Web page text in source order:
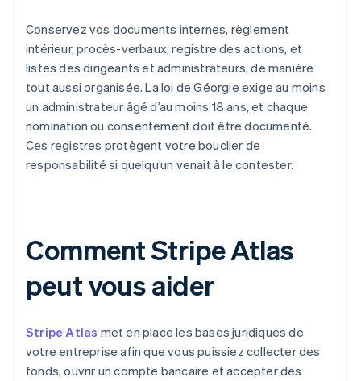
Conservez vos documents internes, règlement
intérieur, procès-verbaux, registre des actions, et
listes des dirigeants et administrateurs, de manière
tout aussi organisée. La loi de Géorgie exige au moins
un administrateur âgé d’au moins 18 ans, et chaque
nomination ou consentement doit être documenté.
Ces registres protègent votre bouclier de
responsabilité si quelqu’un venait à le contester.
Comment Stripe Atlas
peut vous aider
Stripe Atlas met en place les bases juridiques de
votre entreprise afin que vous puissiez collecter des
fonds, ouvrir un compte bancaire et accepter des